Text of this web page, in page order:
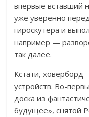
впервые вставший
уже уверенно
гироскутера и
например —
так далее.
Кстати, ховерборд
устройств. Во-
доска из
будущее», снятой